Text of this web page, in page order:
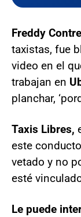
Freddy
taxistas, fue
video en el
trabajan en
planchar,
Taxis Libres,
este
vetado y no
esté
Le puede